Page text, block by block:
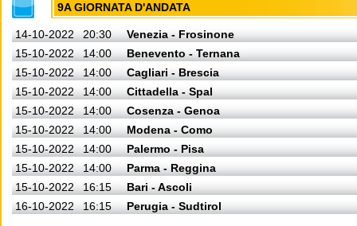
9A GIORNATA D'ANDATA
14-10-2022 20:30
Venezia - Frosinone
15-10-2022
14:00
Benevento - Ternana
15-10-2022
14:00
Cagliari - Brescia
15-10-2022
14:00
Cittadella - Spal
15-10-2022
14:00
Cosenza - Genoa
15-10-2022
14:00
Modena - Como
15-10-2022
14:00
Palermo - Pisa
15-10-2022
14:00
Parma - Reggina
15-10-2022
16:15
Bari - Ascoli
16-10-2022
16:15 Perugia - Sudtirol